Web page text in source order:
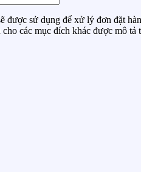
được sử dụng để xử lý đơn đặt
các mục đích khác được mô tả